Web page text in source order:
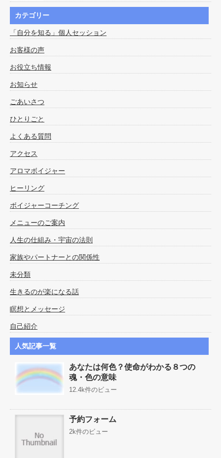
カテゴリー
「自分を知る」個人セッション
お客様の声
お役立ち情報
お知らせ
ごあいさつ
ひとりごと
よくある質問
アクセス
アロマボイジャー
ヒーリング
ボイジャーコーチング
メニューのご案内
人生の仕組み・宇宙の法則
家族やパートナーとの関係性
未分類
生きるのが楽になる話
瞑想とメッセージ
自己紹介
人気記事一覧
あなたは何色？使命がわかる８つの
魂・色の意味
12.4k件のビュー
予約フォーム
2k件のビュー